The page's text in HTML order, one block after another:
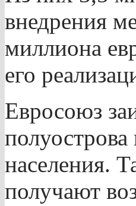
внедрения
миллиона
его
Евросоюз
населения.
получают